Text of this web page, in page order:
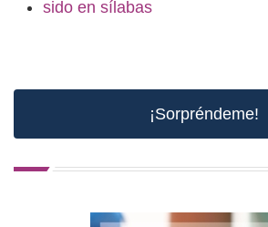
sido en sílabas
¡Sorpréndeme!